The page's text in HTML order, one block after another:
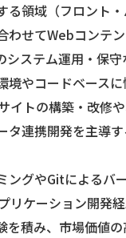
る領域（フロント・
わせてWebコンテ
システム運用・保
境やコードベース
イトの構築・改修
タ連携開発を主導
ングやGitによるバ
リケーション開発
を積み、市場価値